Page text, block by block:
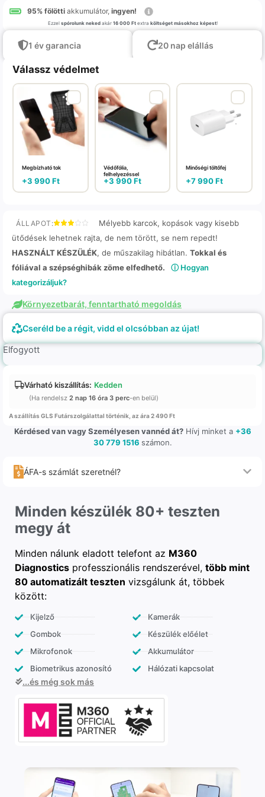
95% fölötti akkumulátor, ingyen!
Ezzel spórolunk nekedakár 16 000 Ftextra költséget másokhoz képest!
1 év garancia 20 nap elállás
Válassz védelmet
Megbízható tok
+3 990Ft
Védőfólia,
felhelyezéssel
+3 990Ft
Minőségi töltőfej
+7 990Ft
ÁLLAPOT:
Mélyebb karcok, kopások vagy kisebb
ütődések lehetnek rajta, de nem törött, se nem repedt!
HASZNÁLT KÉSZÜLÉK, de műszakilag hibátlan. Tokkal és
fóliával a szépséghibák zöme elfedhető.
ⓘ Hogyan
kategorizáljuk?
Környezetbarát, fenntartható megoldás
Cseréld be a régit, vidd el olcsóbban az újat!
Elfogyott
Várható kiszállítás: Kedden
(Ha rendelsz 2 nap 16 óra 2 perc-en belül)
A szállítás GLS Futárszolgálattal történik, az ára 2 490 Ft
Kérdésed van vagy Személyesen vannéd át?Hívj minket a +36
30 779 1516 számon.
ÁFA-s számlát szeretnél?
Minden készülék 80+ teszten
megy át
Minden nálunk eladott telefont az M360
Diagnostics professzionális rendszerével, több mint
80 automatizált teszten vizsgálunk át, többek
között:
Kijelző
Gombok
Mikrofonok
Biometrikus azonosító
Kamerák
Készülék előélet
Akkumulátor
Hálózati kapcsolat
...és még sok más